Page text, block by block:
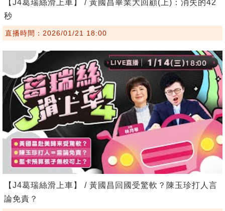
【J4葛瑞絲滑上車】 / 黃國昌畢業大回顧(上)：消失的42
秒
直播時間：2026/01/21 18:00
【J4葛瑞絲滑上車】 / 黃國昌回國受驚軟？陳玉珍打人言
論免責？